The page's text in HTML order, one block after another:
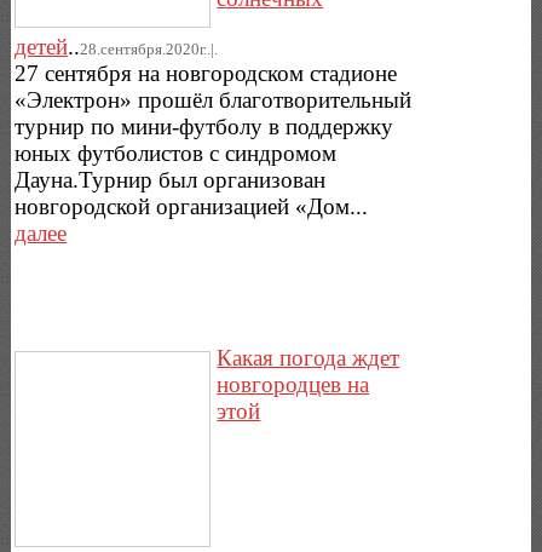
детей..28.сентября.2020г..|.
27 сентября на новгородском стадионе
«Электрон» прошёл благотворительный
турнир по мини-футболу в поддержку
юных футболистов с синдромом
Дауна.Турнир был организован
новгородской организацией «Дом...
далее
Какая погода ждет
новгородцев на
этой